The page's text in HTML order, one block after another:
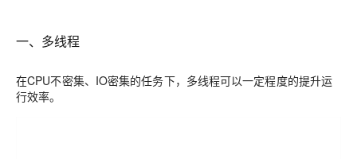
一、多线程
在CPU不密集、IO密集的任务下，多线程可以一定程度的提升运
行效率。